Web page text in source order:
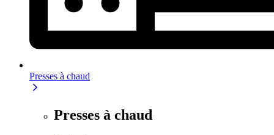
Presses à chaud
Presses à chaud